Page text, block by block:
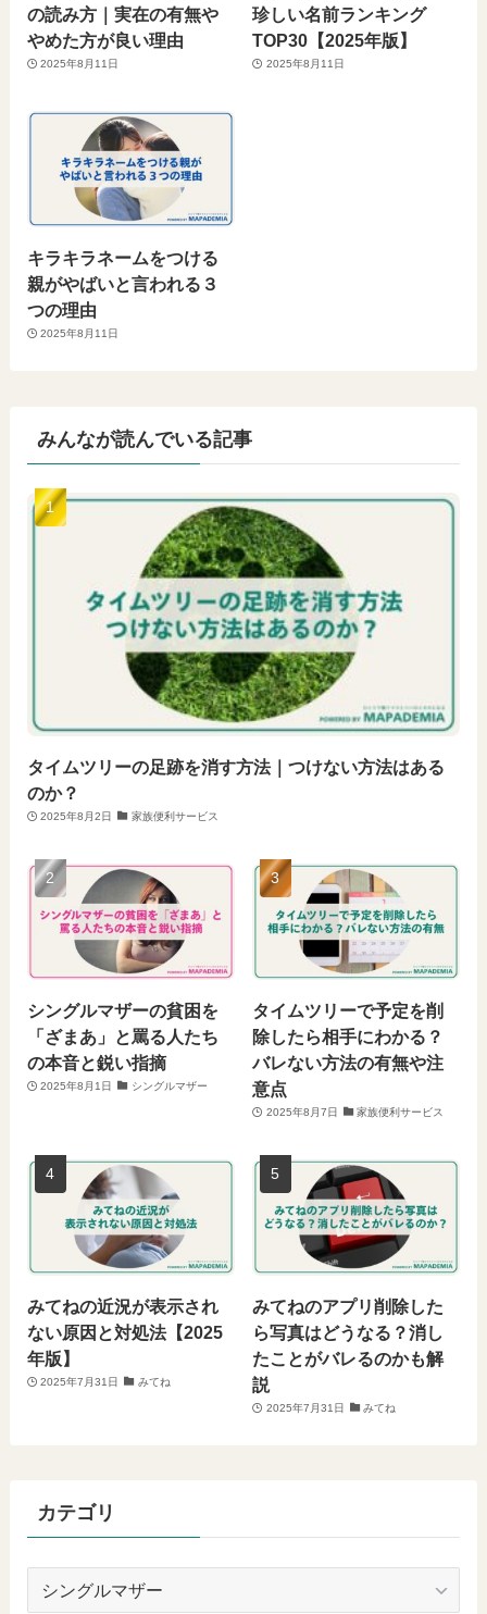
の読み方｜実在の有無や
やめた方が良い理由
2025年8月11日
珍しい名前ランキング
TOP30【2025年版】
2025年8月11日
キラキラネームをつける
親がやばいと言われる３
つの理由
2025年8月11日
みんなが読んでいる記事
タイムツリーの足跡を消す方法｜つけない方法はある
のか？
2025年8月2日 家族便利サービス
シングルマザーの貧困を
「ざまあ」と罵る人たち
の本音と鋭い指摘
2025年8月1日 シングルマザー
タイムツリーで予定を削
除したら相手にわかる？
バレない方法の有無や注
意点
2025年8月7日 家族便利サービス
みてねの近況が表示され
ない原因と対処法【2025
年版】
2025年7月31日 みてね
みてねのアプリ削除した
ら写真はどうなる？消し
たことがバレるのかも解
説
2025年7月31日 みてね
カテゴリ